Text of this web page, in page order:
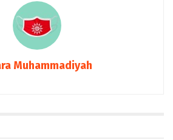
Muhammadiyah